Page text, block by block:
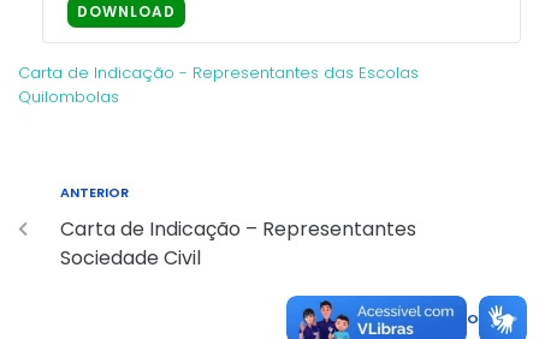
DOWNLOAD
Carta de Indicação - Representantes das Escolas
Quilombolas
ANTERIOR
Carta de Indicação – Representantes
Sociedade Civil
PRÓXIMO